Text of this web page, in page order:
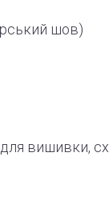
шов)
для